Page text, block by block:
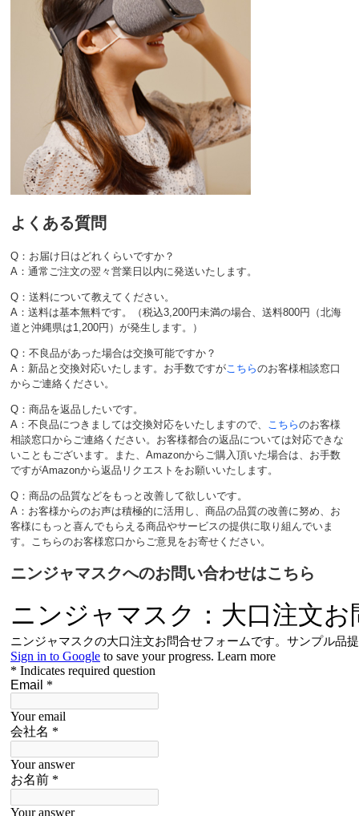
よくある質問
Q：お届け日はどれくらいですか？
A：通常ご注文の翌々営業日以内に発送いたします。
Q：送料について教えてください。
A：送料は基本無料です。（税込3,200円未満の場合、送料800円（北海
道と沖縄県は1,200円）が発生します。）
Q：不良品があった場合は交換可能ですか？
A：新品と交換対応いたします。お手数ですが こちらのお客様相談窓口
からご連絡ください。
Q：商品を返品したいです。
A：不良品につきましては交換対応をいたしますので、
こちらのお客様
相談窓口からご連絡ください。お客様都合の返品については対応できな
いこともございます。また、Amazonからご購入頂いた場合は、お手数
ですがAmazonから返品リクエストをお願いいたします。
Q：商品の品質などをもっと改善して欲しいです。
A：お客様からのお声は積極的に活用し、商品の品質の改善に努め、お
客様にもっと喜んでもらえる商品やサービスの提供に取り組んでいま
す。こちらのお客様窓口からご意見をお寄せください。
ニンジャマスクへのお問い合わせはこちら